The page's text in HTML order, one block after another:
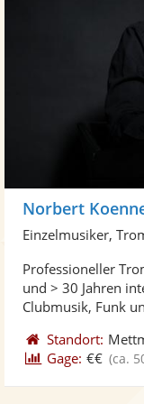
Norbert
Einzelmusiker,
Professioneller
und > 30 Jahren
Clubmusik, Funk
Standort:
Gage: €€ (ca.